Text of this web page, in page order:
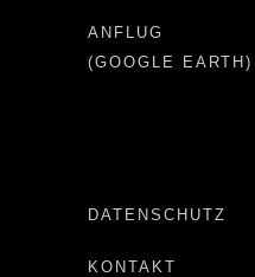
ANFLUG
(GOOGLE EARTH)
DATENSCHUTZ
KONTAKT